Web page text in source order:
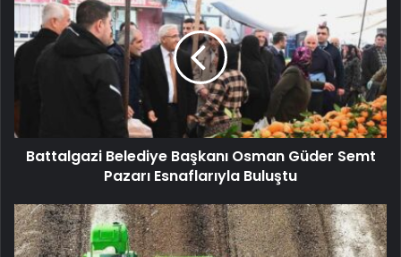
Battalgazi Belediye Başkanı Osman Güder Semt
Pazarı Esnaflarıyla Buluştu